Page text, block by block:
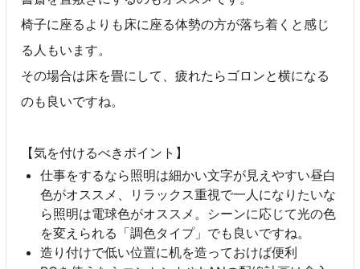
椅子に座るよりも床に座る体勢の方が落ち着くと感じ
る人もいます。
その場合は床を畳にして、疲れたらゴロンと横になる
のも良いですね。
【気を付けるべきポイント】
仕事をするなら照明は細かい文字が見えやすい昼白
色がオススメ、リラックス重視で一人になりたいな
ら照明は電球色がオススメ。シーンに応じて光の色
を変えられる「調色タイプ」でも良いですね。
造り付けで低い位置に机を造っておけば便利